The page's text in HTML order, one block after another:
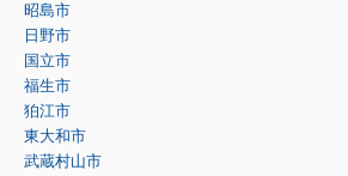
昭島市
日野市
国立市
福生市
狛江市
東大和市
武蔵村山市